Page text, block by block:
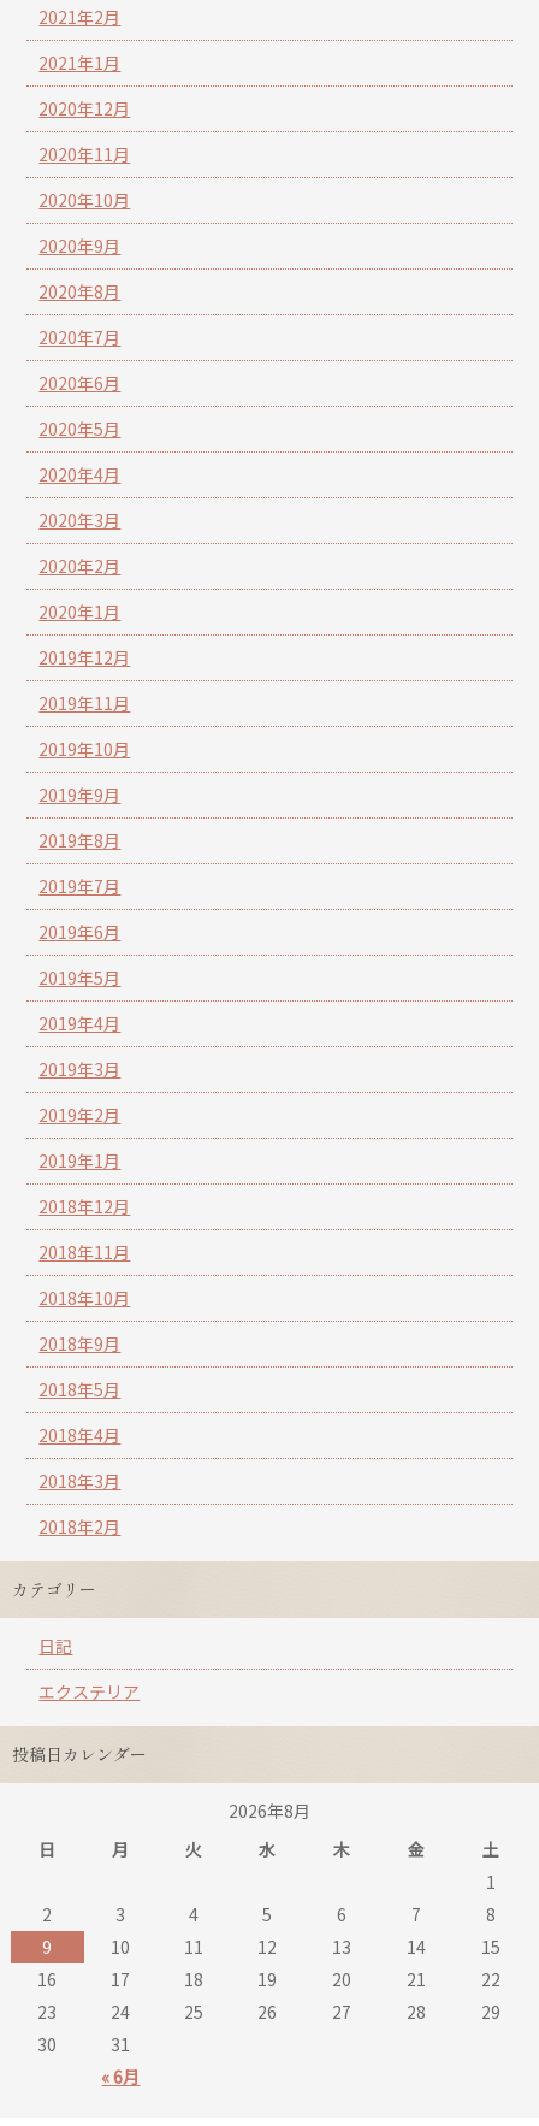
2021年2月
2021年1月
2020年12月
2020年11月
2020年10月
2020年9月
2020年8月
2020年7月
2020年6月
2020年5月
2020年4月
2020年3月
2020年2月
2020年1月
2019年12月
2019年11月
2019年10月
2019年9月
2019年8月
2019年7月
2019年6月
2019年5月
2019年4月
2019年3月
2019年2月
2019年1月
2018年12月
2018年11月
2018年10月
2018年9月
2018年5月
2018年4月
2018年3月
2018年2月
カテゴリー
日記
エクステリア
投稿日カレンダー
2026年8月
日
月 火 水 木 金 土
« 6月
1
2
3 4 5 6 7
8
9
10 11 12 13 14
15
16
17 18 19 20 21
22
23
24 25 26 27 28
29
30
31